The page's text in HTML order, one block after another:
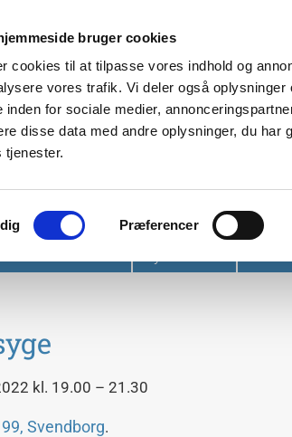
bruger cookies
cookies til at tilpasse vores indhold og
vores trafik. Vi deler også
inden for sociale medier,
disse data med andre oplysninger, du
tjenester.
Præferencer
kl. 19.00 – 21.30
Svendborg.